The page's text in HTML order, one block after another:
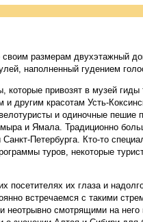
размерам двухэтажный
наполненный гудением
которые привозят в музей
и другим красотам Усть-
и одиночные
и Ямала. Традиционно
Петербурга. Кто-то
туров, некоторые
посетителях их глаза и
встречаемся с такими
неотрывно смотрящими на